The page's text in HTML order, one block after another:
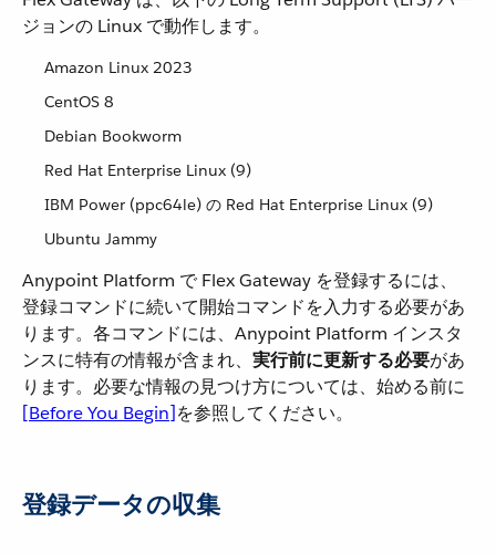
ジョンの Linux で動作します。
Amazon Linux 2023
CentOS 8
Debian Bookworm
Red Hat Enterprise Linux (9)
IBM Power (ppc64le) の Red Hat Enterprise Linux (9)
Ubuntu Jammy
Anypoint Platform で Flex Gateway を登録するには、
登録コマンドに続いて開始コマンドを入力する必要があ
ります。各コマンドには、Anypoint Platform インスタ
ンスに特有の情報が含まれ、​ 実行前に更新する必要​があ
ります。必要な情報の見つけ方については、始める前に​
[Before You Begin]​を参照してください。
登録データの収集